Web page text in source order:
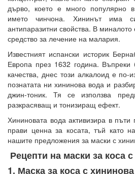
дърво, което е много популярно
името чинчона. Хининът има
антипаразитни свойства. В миналото
средство за лечение на малария.
Известният испански историк
Европа през 1632 година. Въпреки
качества, днес този алкалоид е по-
познатата ни хининова вода и
джин-тоник. Тя се използва
разкрасяващ и тонизиращ ефект.
Хининовата вода активизира в
прави ценна за косата, тъй като
нашите предложения за маски с
Рецепти на маски за коса
1. Маска за коса с